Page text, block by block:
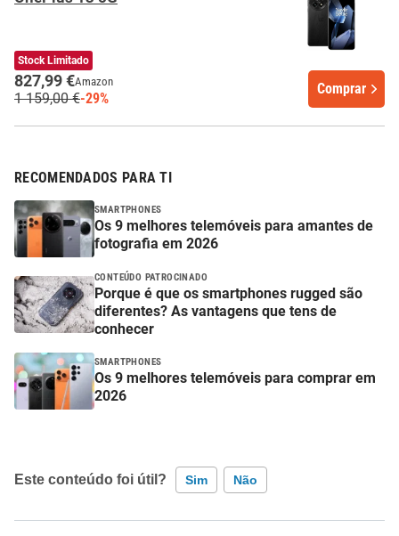
Stock Limitado
827,99 €Amazon
1 159,00 €-29%
Comprar
RECOMENDADOS PARA TI
SMARTPHONES
Os 9 melhores telemóveis para amantes de
fotografia em 2026
CONTEÚDO PATROCINADO
Porque é que os smartphones rugged são
diferentes? As vantagens que tens de
conhecer
SMARTPHONES
Os 9 melhores telemóveis para comprar em
2026
Este conteúdo foi útil? Sim Não